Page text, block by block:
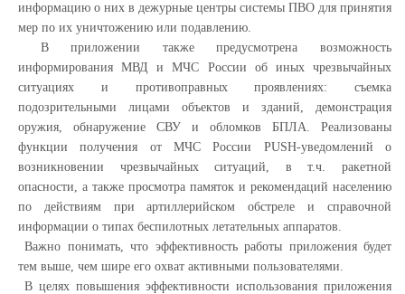
информацию о них в дежурные центры системы ПВО для принятия
мер по их уничтожению или подавлению.
В приложении также предусмотрена возможность
информирования МВД и МЧС России об иных чрезвычайных
ситуациях и противоправных проявлениях: съемка
подозрительными лицами объектов и зданий, демонстрация
оружия, обнаружение СВУ и обломков БПЛА. Реализованы
функции получения от МЧС России PUSH-уведомлений о
возникновении чрезвычайных ситуаций, в т.ч. ракетной
опасности, а также просмотра памяток и рекомендаций населению
по действиям при артиллерийском обстреле и справочной
информации о типах беспилотных летательных аппаратов.
Важно понимать, что эффективность работы приложения будет
тем выше, чем шире его охват активными пользователями.
В целях повышения эффективности использования приложения